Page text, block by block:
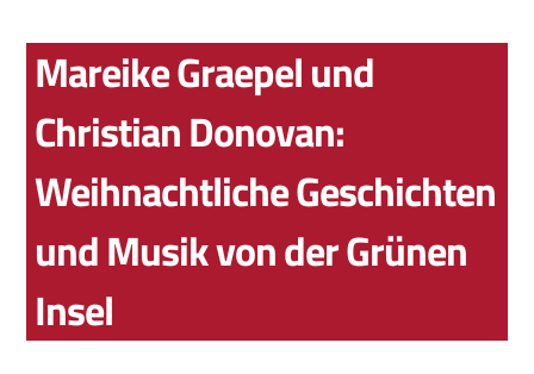
Mareike Graepel und
Christian Donovan:
Weihnachtliche Geschichten
und Musik von der Grünen
Insel